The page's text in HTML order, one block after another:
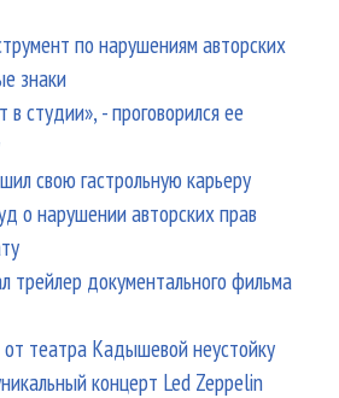
по нарушениям авторских
знаки
студии», - проговорился ее
свою гастрольную карьеру
о нарушении авторских прав
трейлер документального фильма
театра Кадышевой неустойку
концерт Led Zeppelin